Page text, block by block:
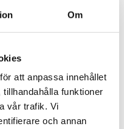
Om
att anpassa innehållet
funktioner
vår trafik. Vi
och annan
bokningen och
ännu roligare.
lamslog hela
och en
eftersom hotellet